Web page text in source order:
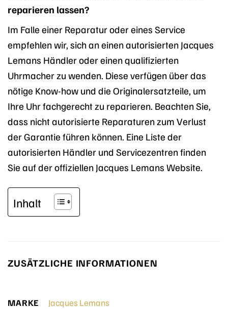
reparieren lassen?
Im Falle einer Reparatur oder eines Service
empfehlen wir, sich an einen autorisierten Jacques
Lemans Händler oder einen qualifizierten
Uhrmacher zu wenden. Diese verfügen über das
nötige Know-how und die Originalersatzteile, um
Ihre Uhr fachgerecht zu reparieren. Beachten Sie,
dass nicht autorisierte Reparaturen zum Verlust
der Garantie führen können. Eine Liste der
autorisierten Händler und Servicezentren finden
Sie auf der offiziellen Jacques Lemans Website.
Inhalt
ZUSÄTZLICHE INFORMATIONEN
MARKE Jacques Lemans